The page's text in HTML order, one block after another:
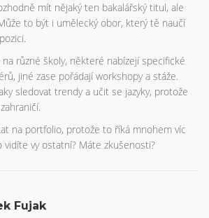
mít nějaký ten bakalářský titul, ale
to být i umělecký obor, který tě naučí
na různé školy, některé nabízejí specifické
jiné zase pořádají workshopy a stáže.
sledovat trendy a učit se jazyky, protože
na portfolio, protože to říká mnohem víc
vidíte vy ostatní? Máte zkušenosti?
Fujak